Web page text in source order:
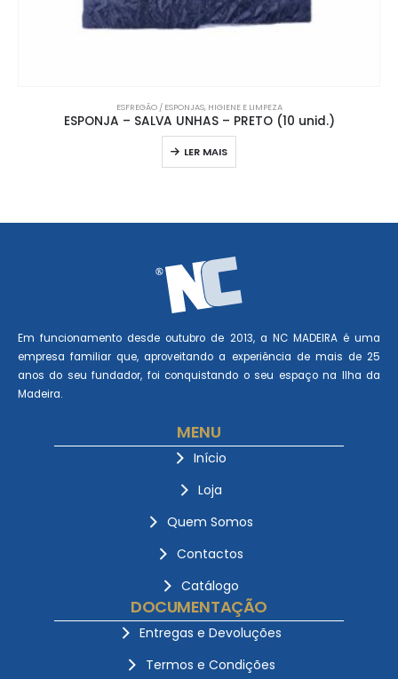
ESFREGÃO / ESPONJAS, HIGIENE E LIMPEZA
ESPONJA – SALVA UNHAS – PRETO (10 unid.)
LER MAIS
Em funcionamento desde outubro de 2013, a NC MADEIRA é uma
empresa familiar que, aproveitando a experiência de mais de 25
anos do seu fundador, foi conquistando o seu espaço na Ilha da
Madeira.
MENU
Início
Loja
Quem Somos
Contactos
Catálogo
DOCUMENTAÇÃO
Entregas e Devoluções
Termos e Condições